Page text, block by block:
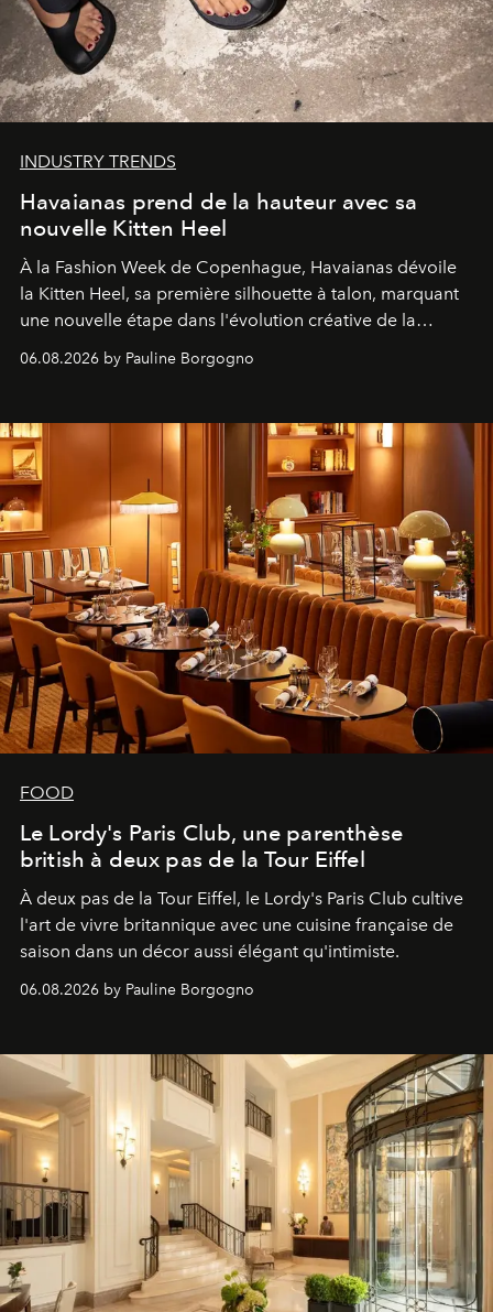
INDUSTRY TRENDS
Havaianas prend de la hauteur avec sa
nouvelle Kitten Heel
À la Fashion Week de Copenhague, Havaianas dévoile
la Kitten Heel, sa première silhouette à talon, marquant
une nouvelle étape dans l'évolution créative de la
06.08.2026 by Pauline Borgogno
FOOD
Le Lordy's Paris Club, une parenthèse
british à deux pas de la Tour Eiffel
À deux pas de la Tour Eiffel, le Lordy's Paris Club cultive
l'art de vivre britannique avec une cuisine française de
saison dans un décor aussi élégant qu'intimiste.
06.08.2026 by Pauline Borgogno